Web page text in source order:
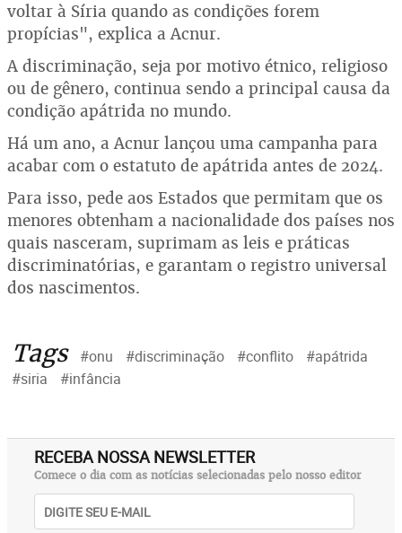
voltar à Síria quando as condições forem
propícias", explica a Acnur.
A discriminação, seja por motivo étnico, religioso
ou de gênero, continua sendo a principal causa da
condição apátrida no mundo.
Há um ano, a Acnur lançou uma campanha para
acabar com o estatuto de apátrida antes de 2024.
Para isso, pede aos Estados que permitam que os
menores obtenham a nacionalidade dos países nos
quais nasceram, suprimam as leis e práticas
discriminatórias, e garantam o registro universal
dos nascimentos.
Tags #onu #discriminação #conflito
#apátrida
#siria
#infância
RECEBA NOSSA NEWSLETTER
Comece o dia com as notícias selecionadas pelo nosso editor